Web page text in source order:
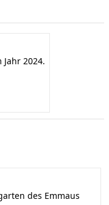
2024.
des Emmaus